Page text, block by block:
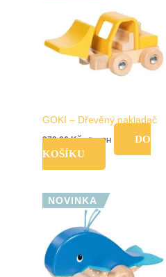
GOKI – Dřevěný nakladač
279,00Kč vč. DPH
DO
KOŠÍKU
NOVINKA